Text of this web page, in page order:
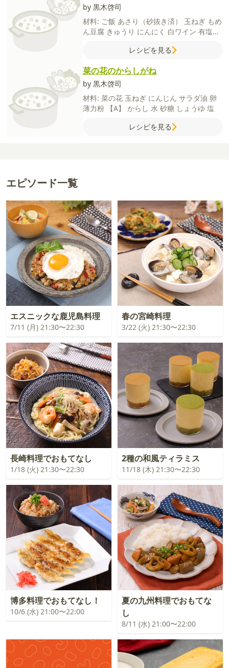
by 黒木啓司
材料: ご飯 あさり（砂抜き済） 玉ねぎ もめ
ん豆腐 きゅうり にんにく 白ワイン 有塩バ
レシピを見る
菜の花のからしがね
by 黒木啓司
材料: 菜の花 玉ねぎ にんじん サラダ油 卵
薄力粉
【A】 からし 水 砂糖 しょうゆ 塩
レシピを見る
エピソード一覧
エスニックな鹿児島料理
7/11 (月) 21:30〜22:30
春の宮崎料理
3/22 (火) 21:30〜22:30
長崎料理でおもてなし
1/18 (火) 21:30〜22:30
2種の和風ティラミス
11/18 (木) 21:30〜22:30
博多料理でおもてなし！
10/6 (水) 21:00〜22:00
夏の九州料理でおもてな
し
8/11 (水) 21:00〜22:00